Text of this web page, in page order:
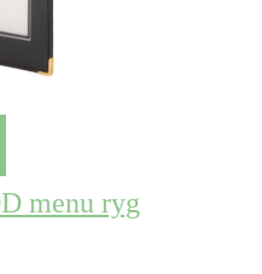
menu ryg